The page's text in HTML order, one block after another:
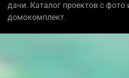
дачи. Каталог проектов с фото
домокомплект.